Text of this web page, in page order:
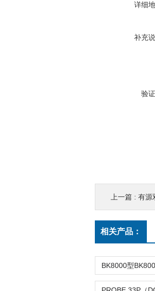
详细
补充
验
上一篇 : 有源
相关产品：